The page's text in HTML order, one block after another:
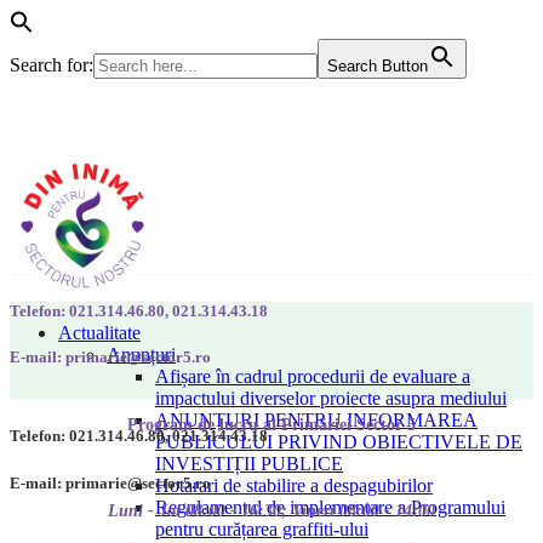
Search for: Search Button
Actualitate
Anunțuri
Afișare în cadrul procedurii de evaluare a
impactului diverselor proiecte asupra mediului
ANUNȚURI PENTRU INFORMAREA
PUBLICULUI PRIVIND OBIECTIVELE DE
INVESTIȚII PUBLICE
Hotarari de stabilire a despagubirilor
Regulamentul de implementare a Programului
pentru curățarea graffiti-ului
Telefon: 021.314.46.80, 021.314.43.18
E-mail: primarie@sector5.ro
Program de lucru al Primăriei Sector 5
Luni - Joi 08:00 - 16:30; Vineri 08:00 - 14:00
Telefon: 021.314.46.80, 021.314.43.18
E-mail: primarie@sector5.ro